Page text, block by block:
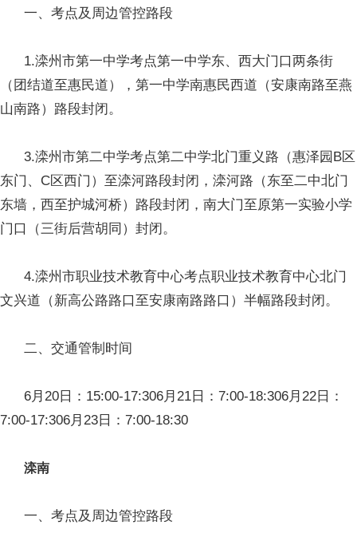
一、考点及周边管控路段
1.滦州市第一中学考点第一中学东、西大门口两条街
（团结道至惠民道），第一中学南惠民西道（安康南路至燕
山南路）路段封闭。
3.滦州市第二中学考点第二中学北门重义路（惠泽园B区
东门、C区西门）至滦河路段封闭，滦河路（东至二中北门
东墙，西至护城河桥）路段封闭，南大门至原第一实验小学
门口（三街后营胡同）封闭。
4.滦州市职业技术教育中心考点职业技术教育中心北门
文兴道（新高公路路口至安康南路路口）半幅路段封闭。
二、交通管制时间
6月20日：15:00-17:306月21日：7:00-18:306月22日：
7:00-17:306月23日：7:00-18:30
滦南
一、考点及周边管控路段